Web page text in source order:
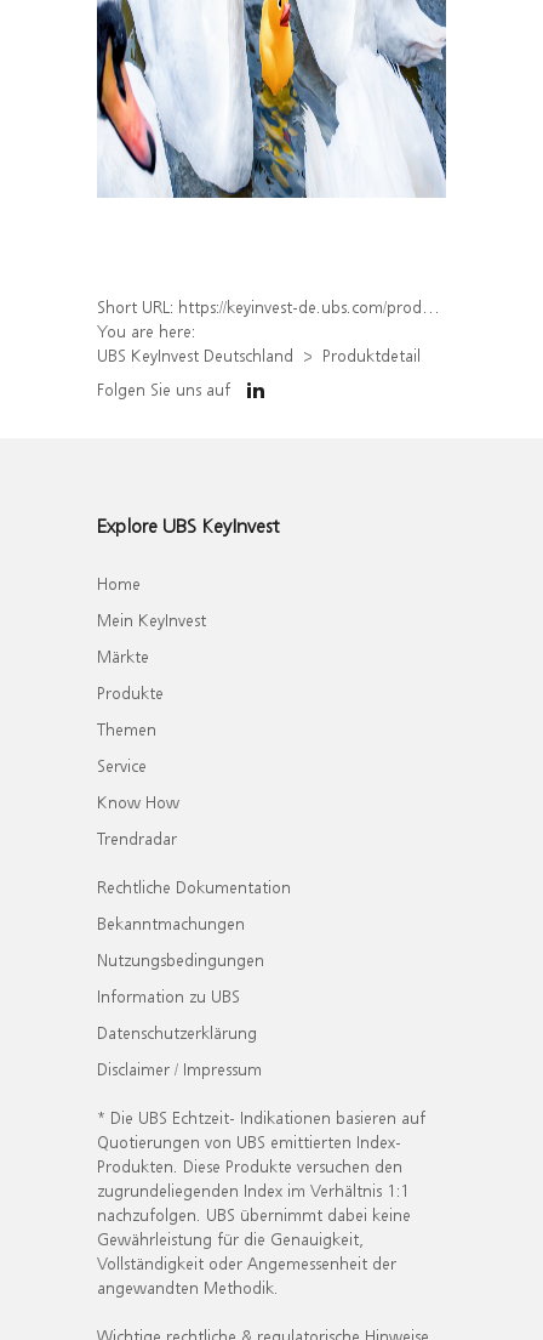
Short URL: https://keyinvest-de.ubs.com/produkt/detail/index/isin/DE000WA64AL2
You are here:
UBS KeyInvest Deutschland
Produktdetail
Folgen Sie uns auf
Explore UBS KeyInvest
Home
Mein KeyInvest
Märkte
Produkte
Themen
Service
Know How
Trendradar
Rechtliche Dokumentation
Bekanntmachungen
Nutzungsbedingungen
Information zu UBS
Datenschutzerklärung
Disclaimer / Impressum
* Die UBS Echtzeit- Indikationen basieren auf
Quotierungen von UBS emittierten Index-
Produkten. Diese Produkte versuchen den
zugrundeliegenden Index im Verhältnis 1:1
nachzufolgen. UBS übernimmt dabei keine
Gewährleistung für die Genauigkeit,
Vollständigkeit oder Angemessenheit der
angewandten Methodik.